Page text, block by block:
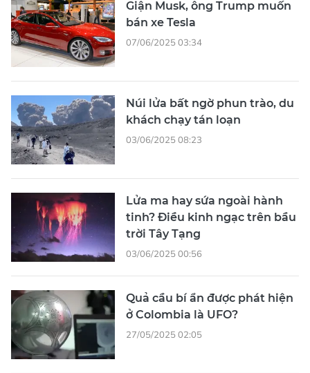
Giận Musk, ông Trump muốn
bán xe Tesla
07/06/2025 03:34
Núi lửa bất ngờ phun trào, du
khách chạy tán loạn
03/06/2025 08:23
Lửa ma hay sứa ngoài hành
tinh? Điều kinh ngạc trên bầu
trời Tây Tạng
03/06/2025 00:56
Quả cầu bí ẩn được phát hiện
ở Colombia là UFO?
27/05/2025 02:05